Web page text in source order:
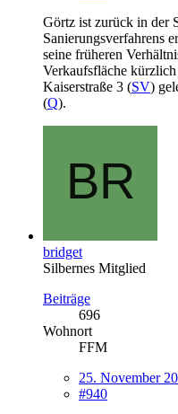
Görtz ist zurück in der
Sanierungsverfahrens
seine früheren
Verkaufsfläche
Kaiserstraße 3 (SV)
(Q).
bridget
Silbernes Mitglied
Beiträge
696
Wohnort
FFM
25. November
#940